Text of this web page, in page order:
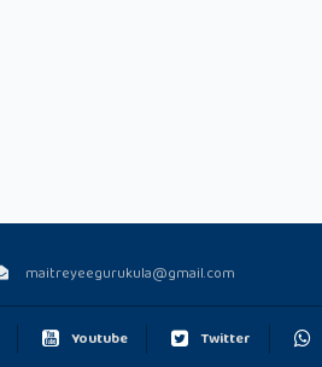
maitreyeegurukula@gmail.com
Youtube Twitter